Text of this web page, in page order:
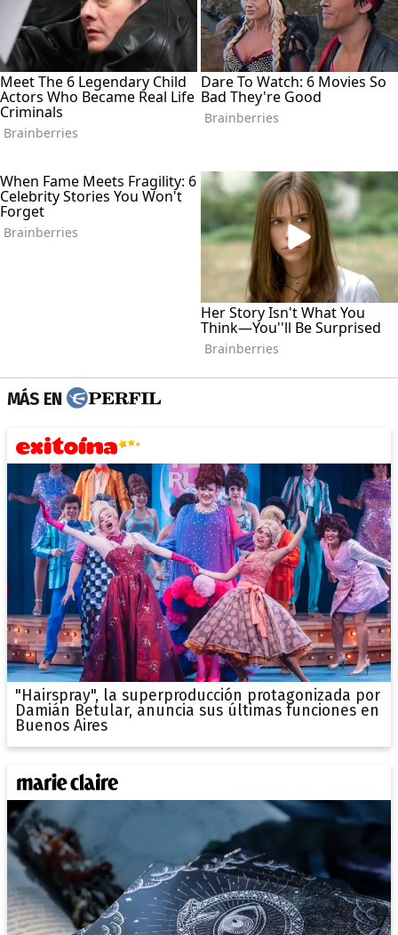
MÁS EN
"Hairspray", la superproducción protagonizada por
Damián Betular, anuncia sus últimas funciones en
Buenos Aires